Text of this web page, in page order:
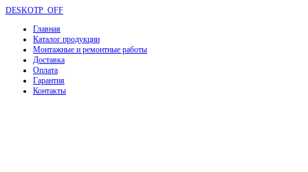
DESKOTP_OFF
Главная
Каталог продукции
Монтажные и ремонтные работы
Доставка
Оплата
Гарантия
Контакты